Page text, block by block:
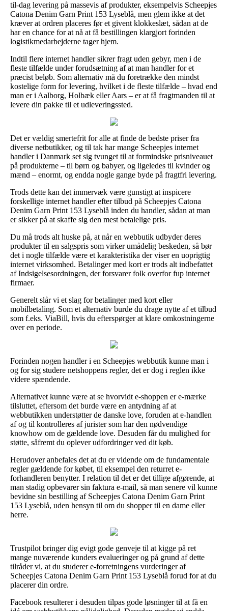
til-dag levering på massevis af produkter, eksempelvis Scheepjes
Catona Denim Garn Print 153 Lyseblå, men glem ikke at det
kræver at ordren placeres før et givent klokkeslæt, sådan at de
har en chance for at nå at få bestillingen klargjort forinden
logistikmedarbejderne tager hjem.
Indtil flere internet handler sikrer fragt uden gebyr, men i de
fleste tilfælde under forudsætning af at man handler for et
præcist beløb. Som alternativ må du foretrække den mindst
kostelige form for levering, hvilket i de fleste tilfælde – hvad end
man er i Aalborg, Holbæk eller Aars – er at få fragtmanden til at
levere din pakke til et udleveringssted.
Det er vældig smertefrit for alle at finde de bedste priser fra
diverse netbutikker, og til tak har mange Scheepjes internet
handler i Danmark set sig tvunget til at formindske prisniveauet
på produkterne – til børn og babyer, og ligeledes til kvinder og
mænd – enormt, og endda nogle gange byde på fragtfri levering.
Trods dette kan det immervæk være gunstigt at inspicere
forskellige internet handler efter tilbud på Scheepjes Catona
Denim Garn Print 153 Lyseblå inden du handler, sådan at man
er sikker på at skaffe sig den mest betalelige pris.
Du må trods alt huske på, at når en webbutik udbyder deres
produkter til en salgspris som virker umådelig beskeden, så bør
det i nogle tilfælde være et karakteristika der viser en uoprigtig
internet virksomhed. Betalinger med kort er trods alt indbefattet
af Indsigelsesordningen, der forsvarer folk overfor fup internet
firmaer.
Generelt slår vi et slag for betalinger med kort eller
mobilbetaling. Som et alternativ burde du drage nytte af et tilbud
som f.eks. ViaBill, hvis du efterspørger at klare omkostningerne
over en periode.
Forinden nogen handler i en Scheepjes webbutik kunne man i
og for sig studere netshoppens regler, det er dog i reglen ikke
videre spændende.
Alternativet kunne være at se hvorvidt e-shoppen er e-mærke
tilsluttet, eftersom det burde være en antydning af at
webbutikken understøtter de danske love, foruden at e-handlen
af og til kontrolleres af jurister som har den nødvendige
knowhow om de gældende love. Desuden får du mulighed for
støtte, såfremt du oplever udfordringer ved dit køb.
Herudover anbefales det at du er vidende om de fundamentale
regler gældende for købet, til eksempel den returret e-
forhandleren benytter. I relation til det er det tillige afgørende, at
man stadig opbevarer sin faktura e-mail, så man senere vil kunne
bevidne sin bestilling af Scheepjes Catona Denim Garn Print
153 Lyseblå, uden hensyn til om du shopper til en dame eller
herre.
Trustpilot bringer dig evigt gode genveje til at kigge på ret
mange nuværende kunders evalueringer og på grund af dette
tilråder vi, at du studerer e-forretningens vurderinger af
Scheepjes Catona Denim Garn Print 153 Lyseblå forud for at du
placerer din ordre.
Facebook resulterer i desuden tilpas gode løsninger til at få en